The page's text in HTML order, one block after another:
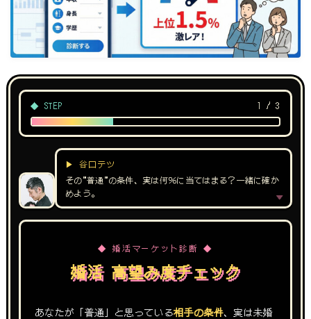
◆ STEP 1 / 3
▶ 谷口テツ
その”普通”の条件、実は何％に当てはまる？一緒に確か
めよう。
◆ 婚活マーケット診断 ◆
婚活 高望み度チェック
あなたが「普通」と思っている相手の条件、実は未婚